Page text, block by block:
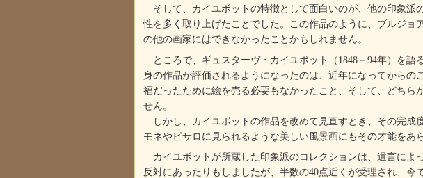
そして、カイユボットの特徴として面白いのが、他の印象派
性を多く取り上げたことでした。この作品のように、ブルジ
の他の画家にはできなかったことかもしれません。
ところで、ギュスターヴ・カイユボット（1848－94年）を語
身の作品が評価されるようになったのは、近年になってから
福だったために絵を売る必要もなかったこと、そして、どち
せん。
しかし、カイユボットの作品を改めて見直すとき、その完成
モネやピサロに見られるような美しい風景画にもその才能をあ
カイユボットが所蔵した印象派のコレクションは、遺言によ
反対にあったりもしましたが、半数の40点近くが受理され、